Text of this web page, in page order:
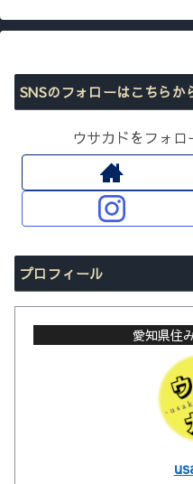
SNSのフォローはこちらか
ウサカドをフォ
プロフィール
愛知県住